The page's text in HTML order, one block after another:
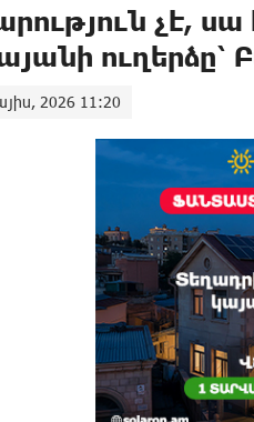
չէ,
ուղերձը՝
2026 11:20